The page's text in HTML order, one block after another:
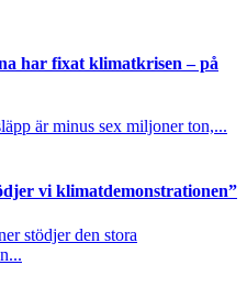
har fixat klimatkrisen – på
är minus sex miljoner ton,...
vi klimatdemonstrationen”
stödjer den stora